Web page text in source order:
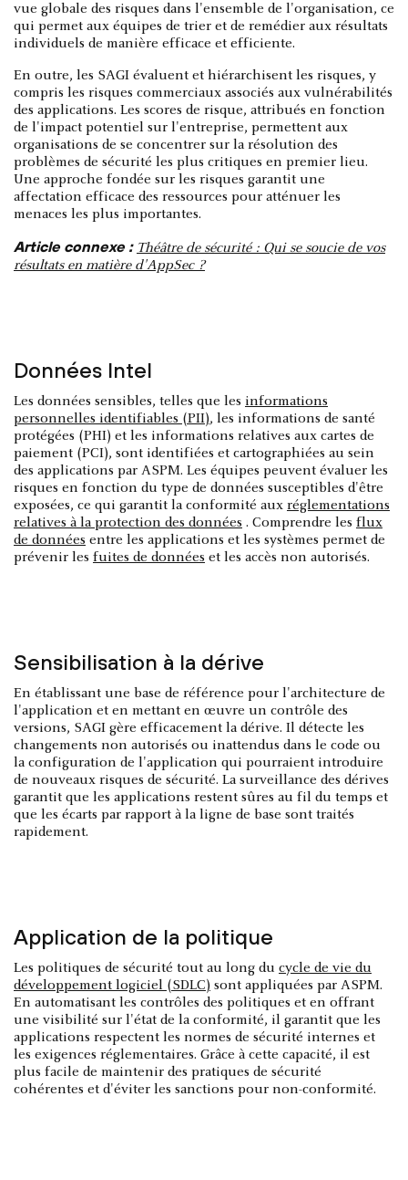
vue globale des risques dans l'ensemble de l'organisation, ce
qui permet aux équipes de trier et de remédier aux résultats
individuels de manière efficace et efficiente.
En outre, les SAGI évaluent et hiérarchisent les risques, y
compris les risques commerciaux associés aux vulnérabilités
des applications. Les scores de risque, attribués en fonction
de l'impact potentiel sur l'entreprise, permettent aux
organisations de se concentrer sur la résolution des
problèmes de sécurité les plus critiques en premier lieu.
Une approche fondée sur les risques garantit une
affectation efficace des ressources pour atténuer les
menaces les plus importantes.
Article connexe : Théâtre de sécurité : Qui se soucie de vos
résultats en matière d'AppSec ?
Données Intel
Les données sensibles, telles que les informations
personnelles identifiables (PII), les informations de santé
protégées (PHI) et les informations relatives aux cartes de
paiement (PCI), sont identifiées et cartographiées au sein
des applications par ASPM. Les équipes peuvent évaluer les
risques en fonction du type de données susceptibles d'être
exposées, ce qui garantit la conformité aux réglementations
relatives à la protection des données . Comprendre les flux
de données entre les applications et les systèmes permet de
prévenir les fuites de données et les accès non autorisés.
Sensibilisation à la dérive
En établissant une base de référence pour l'architecture de
l'application et en mettant en œuvre un contrôle des
versions, SAGI gère efficacement la dérive. Il détecte les
changements non autorisés ou inattendus dans le code ou
la configuration de l'application qui pourraient introduire
de nouveaux risques de sécurité. La surveillance des dérives
garantit que les applications restent sûres au fil du temps et
que les écarts par rapport à la ligne de base sont traités
rapidement.
Application de la politique
Les politiques de sécurité tout au long du cycle de vie du
développement logiciel (SDLC) sont appliquées par ASPM.
En automatisant les contrôles des politiques et en offrant
une visibilité sur l'état de la conformité, il garantit que les
applications respectent les normes de sécurité internes et
les exigences réglementaires. Grâce à cette capacité, il est
plus facile de maintenir des pratiques de sécurité
cohérentes et d'éviter les sanctions pour non-conformité.